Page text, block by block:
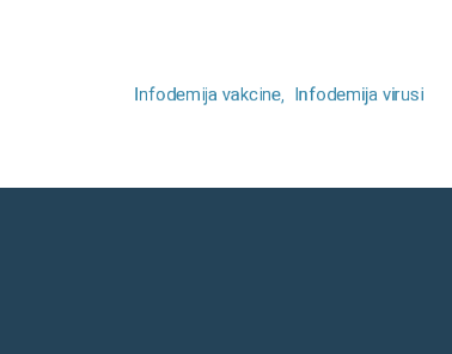
Infodemija vakcine Infodemija virusi